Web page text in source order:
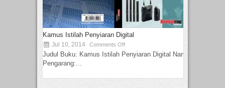
Kamus Istilah Penyiaran Digital
Jul 10, 2014 Comments Off
Judul Buku: Kamus Istilah Penyiaran Digital Nama
Pengarang:...